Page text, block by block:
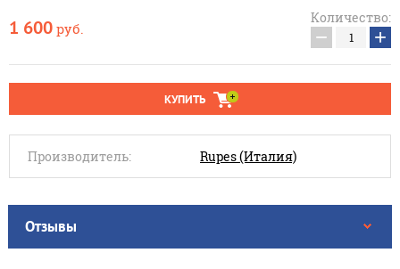
1 600 руб.
Количество:
− +
КУПИТЬ
Производитель: Rupes (Италия)
Отзывы